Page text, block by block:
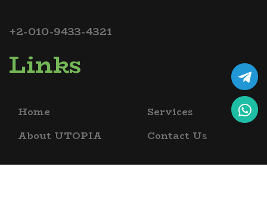
+2-010-9433-4321
Links
Home
About UTOPIA
Services
Contact Us